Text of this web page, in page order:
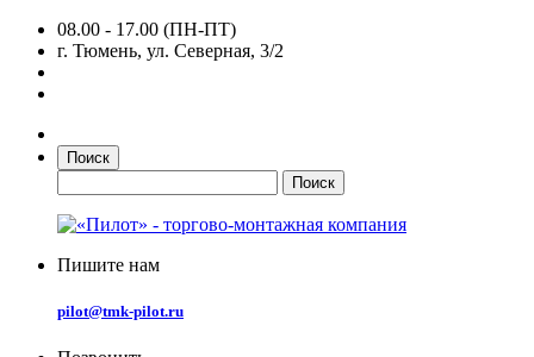
08.00 - 17.00 (ПН-ПТ)
г. Тюмень, ул. Северная, 3/2
Поиск
Пишите нам
pilot@tmk-pilot.ru